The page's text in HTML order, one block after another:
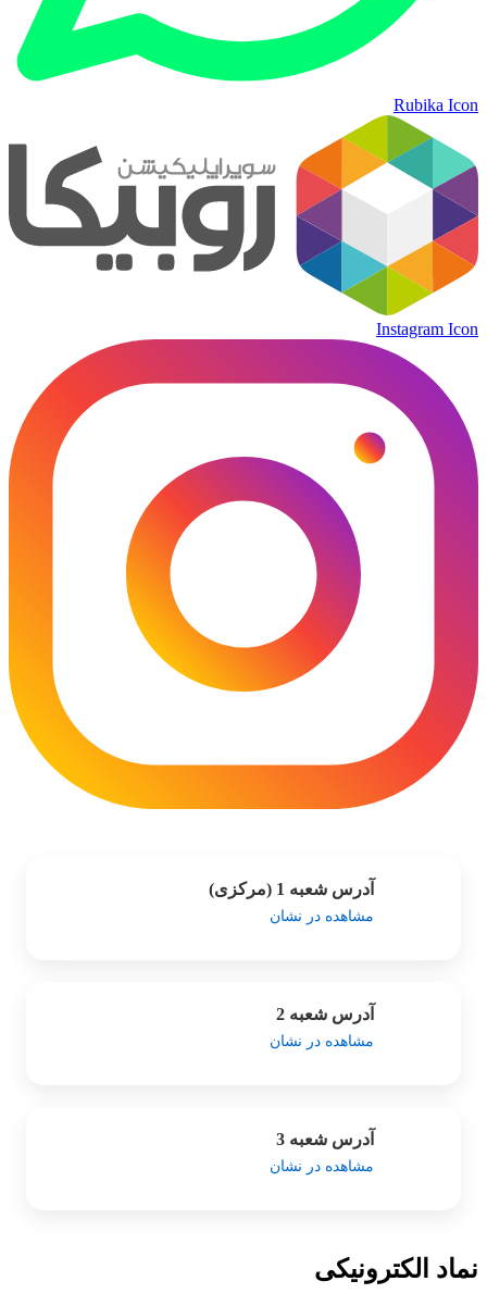
Rubika Icon
Instagram Icon
آدرس شعبه 1 (مرکزی)
مشاهده در نشان
آدرس شعبه 2
مشاهده در نشان
آدرس شعبه 3
مشاهده در نشان
نماد الکترونیکی